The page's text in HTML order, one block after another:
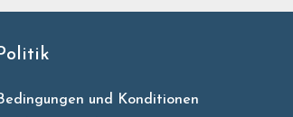
Politik
und Konditionen